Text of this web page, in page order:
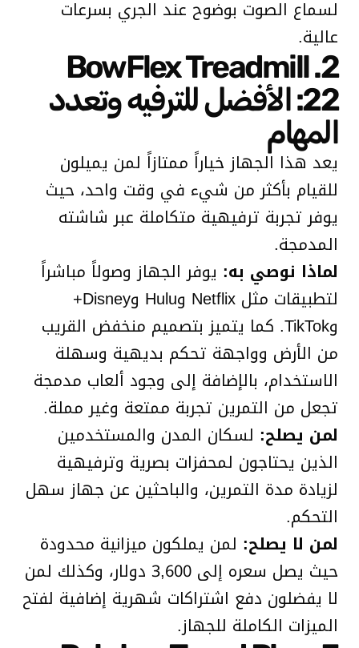
لسماع الصوت بوضوح عند الجري بسرعات
عالية.
2. BowFlex Treadmill
22: الأفضل للترفيه وتعدد
المهام
يعد هذا الجهاز خياراً ممتازاً لمن يميلون
للقيام بأكثر من شيء في وقت واحد، حيث
يوفر تجربة ترفيهية متكاملة عبر شاشته
المدمجة.
لماذا نوصي به: يوفر الجهاز وصولاً مباشراً
لتطبيقات مثل Netflix وHulu وDisney+
وTikTok. كما يتميز بتصميم منخفض القريب
من الأرض وواجهة تحكم بديهية وسهلة
الاستخدام، بالإضافة إلى وجود ألعاب مدمجة
تجعل من التمرين تجربة ممتعة وغير مملة.
لمن يصلح: لسكان المدن والمستخدمين
الذين يحتاجون لمحفزات بصرية وترفيهية
لزيادة مدة التمرين، والباحثين عن جهاز سهل
التحكم.
لمن لا يصلح: لمن يملكون ميزانية محدودة
حيث يصل سعره إلى 3,600 دولار، وكذلك لمن
لا يفضلون دفع اشتراكات شهرية إضافية لفتح
الميزات الكاملة للجهاز.